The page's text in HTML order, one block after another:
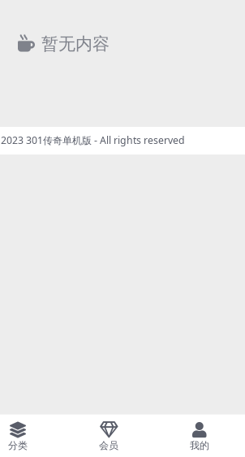
暂无内容
301传奇单机版 - All rights reserved
分类 会员 我的